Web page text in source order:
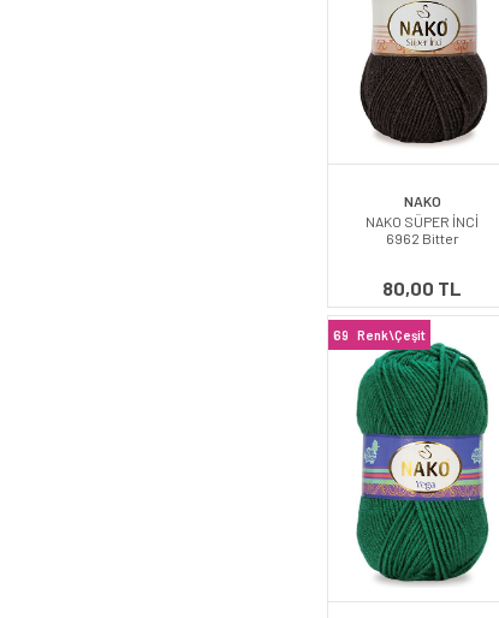
NAKO
NAKO SÜPER İNCİ
6962 Bitter
80,00 TL
69 Renk\Çeşit